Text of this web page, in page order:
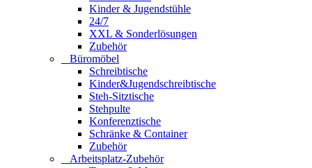
Kinder & Jugendstühle
24/7
XXL & Sonderlösungen
Zubehör
Büromöbel
Schreibtische
Kinder&Jugendschreibtische
Steh-Sitztische
Stehpulte
Konferenztische
Schränke & Container
Zubehör
Arbeitsplatz-Zubehör